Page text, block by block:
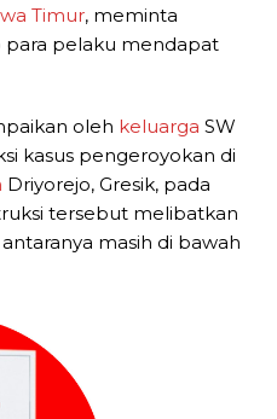
Timur, meminta
para pelaku mendapat
oleh keluarga SW
kasus pengeroyokan di
Driyorejo, Gresik, pada
tersebut melibatkan
masih di bawah